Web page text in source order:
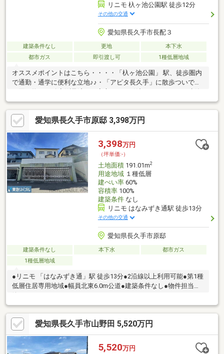
リニモ 杁ヶ池公園駅 徒歩12分
その他の交通
愛知県長久手市長配３
建築条件なし 更地
本下水
都市ガス
即引渡し可 1種低層地域
オススメポイントはこちら・・・・「杁ヶ池公園」 駅、徒歩圏内
で通勤・通学に便利な立地♪♪・「アピタ長久手」に散歩ついでに
条件なしでお好きなハウスメーカーが選べます♪♪・思い通りの邸
宅を構えたい方にピッタリの物件です！建築のご相談もいつでも
ご相談お受けいたします！
愛知県長久手市原邸 3,398万円
3,398万円
（坪単価:-）
土地面積191.01m2
用途地域１種低層
建ぺい率60%
容積率100%
建築条件なし
リニモ はなみずき通駅 徒歩13分
その他の交通
愛知県長久手市原邸
建築条件なし 本下水
都市ガス
1種低層地域
●リニモ 「はなみずき通」駅 徒歩13分●2沿線以上利用可能●第1種
低層住居専用地域●幅員北東6.0m公道●建築条件なし●物件担当：
愛知県長久手市山野田 5,520万円
5,520万円